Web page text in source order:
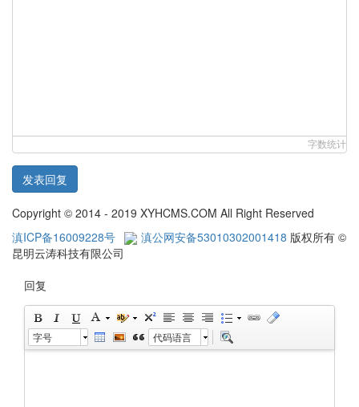
字数统计
发表回复
Copyright © 2014 - 2019 XYHCMS.COM All Right Reserved
滇ICP备16009228号
滇公网安备53010302001418 版权所有 ©
昆明云涛科技有限公司
回复
字号 代码语言